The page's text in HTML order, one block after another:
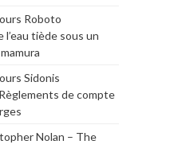
Roboto
l’eau tiède sous un
Sidonis
de compte
Nolan – The